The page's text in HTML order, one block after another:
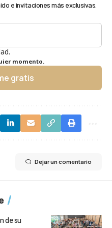
e invitaciones más exclusivas.
momento.
gratis
Dejar un comentario
de su